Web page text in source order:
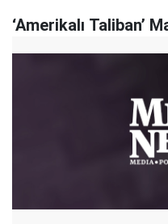
‘Amerikalı Taliban’